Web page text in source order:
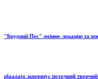
"Брудний Пес" змінює локацію та
plaaaato завершує поточний